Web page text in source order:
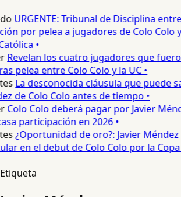
URGENTE: Tribunal de Disciplina
por pelea a jugadores de Colo Colo y
•
Revelan los cuatro jugadores que
pelea entre Colo Colo y la UC •
La desconocida cláusula que puede
de Colo Colo antes de tiempo •
Colo Colo deberá pagar por Javier
participación en 2026 •
¿Oportunidad de oro?: Javier Méndez
en el debut de Colo Colo por la Copa
Etiqueta